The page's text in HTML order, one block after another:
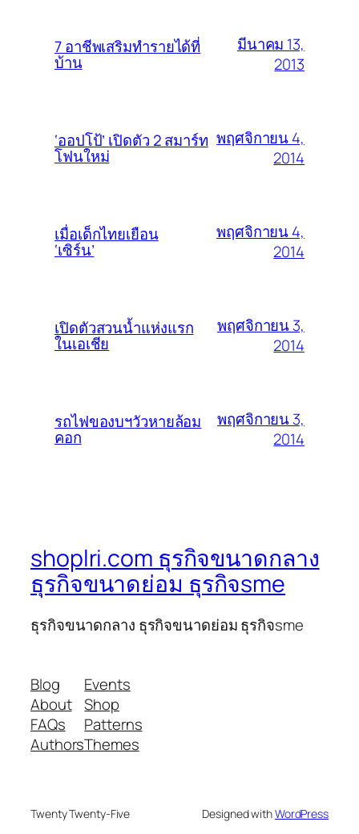
7 อาชีพเสริมทำรายได้ที่
บ้าน
มีนาคม 13,
2013
‘ออปโป้’ เปิดตัว 2 สมาร์ท
โฟนใหม่
พฤศจิกายน 4,
2014
เมื่อเด็กไทยเยือน
‘เซิร์น’
พฤศจิกายน 4,
2014
เปิดตัวสวนน้ำแห่งแรก
ในเอเชีย
พฤศจิกายน 3,
2014
รถไฟของบฯวัวหายล้อม
คอก
พฤศจิกายน 3,
2014
shoplri.com ธุรกิจขนาดกลาง
ธุรกิจขนาดย่อม ธุรกิจsme
ธุรกิจขนาดกลาง ธุรกิจขนาดย่อม ธุรกิจsme
Blog
About
FAQs
Authors
Events
Shop
Patterns
Themes
Twenty Twenty-Five Designed withWordPress